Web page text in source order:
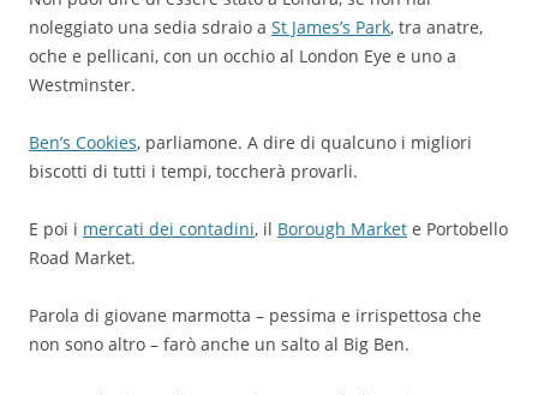
noleggiato una sedia sdraio a St James’s Park, tra anatre,
oche e pellicani, con un occhio al London Eye e uno a
Westminster.
Ben’s Cookies, parliamone. A dire di qualcuno i migliori
biscotti di tutti i tempi, toccherà provarli.
E poi i mercati dei contadini, il Borough Market e Portobello
Road Market.
Parola di giovane marmotta – pessima e irrispettosa che
non sono altro – farò anche un salto al Big Ben.